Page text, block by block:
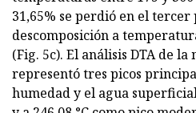
31,65% se perdió en el tercer
descomposición a
(Fig. 5c). El análisis DTA de la
representó tres picos
humedad y el agua